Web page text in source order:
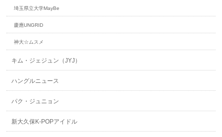
埼玉県立大学MayBe
慶應UNGRID
神大☆ムスメ
キム・ジェジュン（JYJ）
ハングルニュース
パク・ジュニョン
新大久保K-POPアイドル